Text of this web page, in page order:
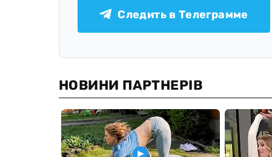
Следить в Телеграмме